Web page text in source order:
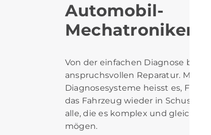
Automobil-
Mechatroniker/-
Von der einfachen Diagnose bis zur
anspruchsvollen Reparatur. Mit
Diagnosesysteme heisst es,
das Fahrzeug wieder in Schuss zu
alle, die es komplex und
mögen.